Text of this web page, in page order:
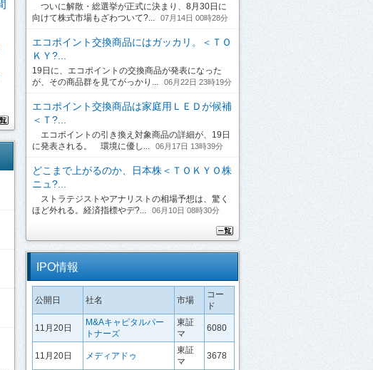
ついに解散・総選挙が正式に決まり、8月30日に
向けて株式市場もざわついて?...
07月14日 00時28分
エコポイント交換商品にはガッカリ。＜ＴＯ
ＫＹ?...
19日に、エコポイントの交換商品が発表になった
が、その商品群を見てがっかり...
06月22日 23時19分
エコポイント交換商品は家庭用ＬＥＤが候補
＜Ｔ?...
エコポイントの引き換え対象商品の詳細が、19日
に発表される。 環境に優し...
06月17日 13時39分
どこまで上がるのか、日本株＜ＴＯＫＹＯ株
ニュ?...
ストラテジストやアナリストの相場予想は、驚く
ほど外れる。経済指標やデ?...
06月10日 08時30分
IPO情報
公開日 社名 市場
コー
ド
11月20日
M&Aキャピタルパー
トナーズ
東証
マ
6080
11月20日 メディアドゥ
東証
マ
3678